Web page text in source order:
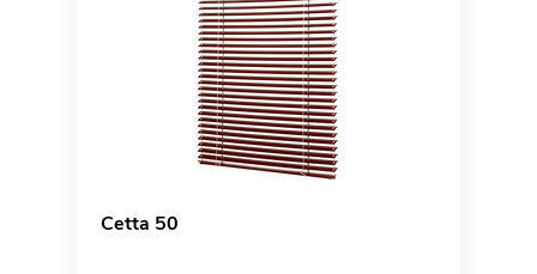
Cetta 50